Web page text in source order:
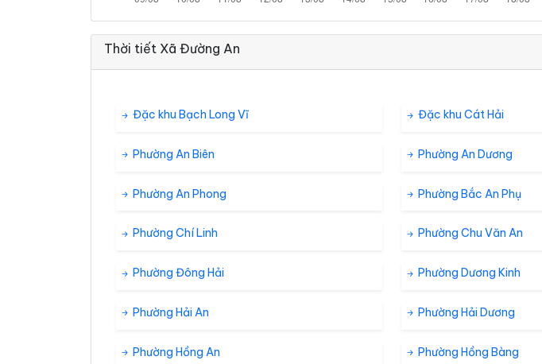
Thời tiết Xã Đường An
Đặc khu Bạch Long Vĩ Đặc khu Cát Hải
Phường An Biên Phường An Dương
Phường An Phong Phường Bắc An Phụ
Phường Chí Linh Phường Chu Văn An
Phường Đông Hải Phường Dương Kinh
Phường Hải An Phường Hải Dương
Phường Hồng An Phường Hồng Bàng